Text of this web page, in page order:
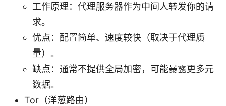
工作原理：代理服务器作为中间人转发你的请
求。
优点：配置简单、速度较快（取决于代理质
量）。
缺点：通常不提供全局加密，可能暴露更多元
数据。
Tor（洋葱路由）